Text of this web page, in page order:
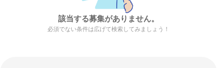
該当する募集がありません。
必須でない条件は広げて検索してみましょう！